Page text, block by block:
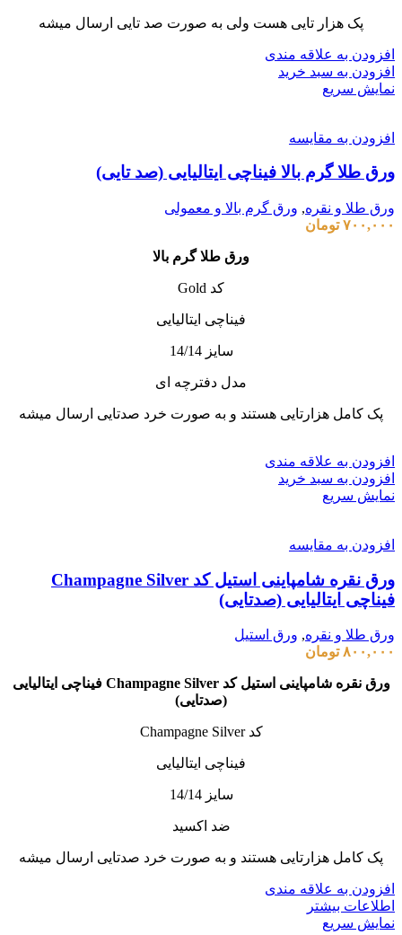
پک هزار تایی هست ولی به صورت صد تایی ارسال میشه
افزودن به علاقه مندی
افزودن به سبد خرید
نمایش سریع
افزودن به مقایسه
ورق طلا گرم بالا فیناچی ایتالیایی (صد تایی)
ورق طلا و نقره, ورق گرم بالا و معمولی
۷۰۰,۰۰۰ تومان
ورق طلا گرم بالا
کد Gold
فیناچی ایتالیایی
سایز 14/14
مدل دفترچه ای
پک کامل هزارتایی هستند و به صورت خرد صدتایی ارسال میشه
افزودن به علاقه مندی
افزودن به سبد خرید
نمایش سریع
افزودن به مقایسه
ورق نقره شامپاینی استیل کد Champagne Silver
فیناچی ایتالیایی (صدتایی)
ورق طلا و نقره, ورق استیل
۸۰۰,۰۰۰ تومان
ورق نقره شامپاینی استیل کد Champagne Silver فیناچی ایتالیایی
(صدتایی)
کد Champagne Silver
فیناچی ایتالیایی
سایز 14/14
ضد اکسید
پک کامل هزارتایی هستند و به صورت خرد صدتایی ارسال میشه
افزودن به علاقه مندی
اطلاعات بیشتر
نمایش سریع